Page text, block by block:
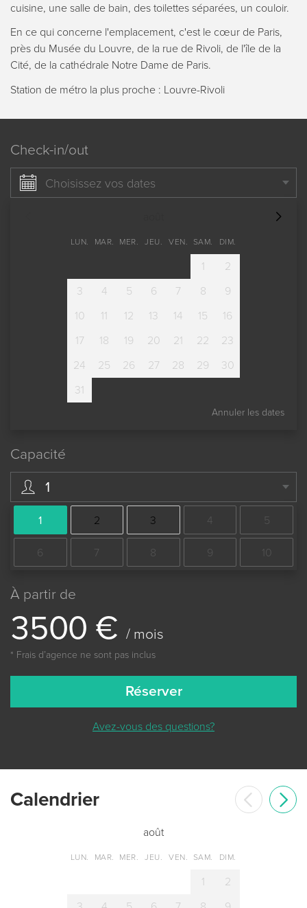
cuisine, une salle de bain, des toilettes séparées, un couloir.
En ce qui concerne l'emplacement, c'est le cœur de Paris,
près du Musée du Louvre, de la rue de Rivoli, de l'île de la
Cité, de la cathédrale Notre Dame de Paris.
Station de métro la plus proche : Louvre-Rivoli
Check-in/out
Choisissez vos dates
LUN. MAR. MER. JEU. VEN. SAM. DIM.
1
2
3
4 5 6 7 8
9
10
11 12 13 14 15
16
17
18 19 20 21 22
23
24
25 26 27 28 29
30
31
Annuler les dates
Capacité
1
1 2 3 4 5
6 7 8 9 10
À partir de
3500 € / mois
* Frais dʼagence ne sont pas inclus
Réserver
Avez-vous des questions?
Сalendrier
août
LUN. MAR. MER. JEU. VEN. SAM. DIM.
1
2